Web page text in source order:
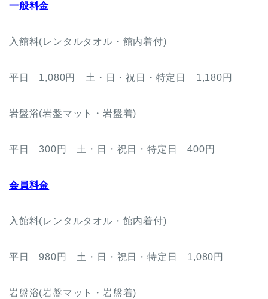
一般料金
入館料(レンタルタオル・館内着付)
平日 1,080円 土・日・祝日・特定日 1,180円
岩盤浴(岩盤マット・岩盤着)
平日 300円 土・日・祝日・特定日 400円
会員料金
入館料(レンタルタオル・館内着付)
平日 980円 土・日・祝日・特定日 1,080円
岩盤浴(岩盤マット・岩盤着)